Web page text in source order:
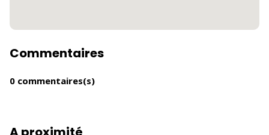
Commentaires
0 commentaires(s)